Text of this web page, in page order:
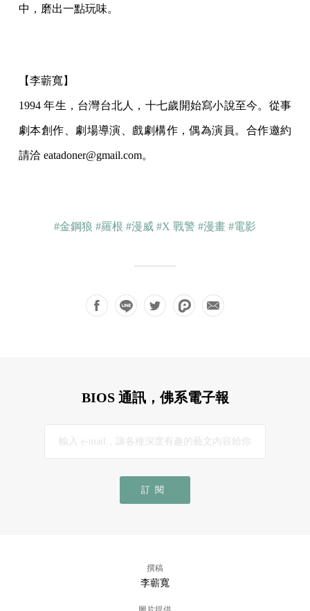
中，磨出一點玩味。
【李蘄寬】
1994 年生，台灣台北人，十七歲開始寫小說至今。從事
劇本創作、劇場導演、戲劇構作，偶為演員。合作邀約
請洽 eatadoner@gmail.com。
#金鋼狼 #羅根 #漫威 #X 戰警 #漫畫 #電影
BIOS 通訊，佛系電子報
訂閱
撰稿
李蘄寬